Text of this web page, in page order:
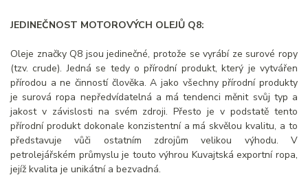
JEDINEČNOST MOTOROVÝCH OLEJŮ Q8:
Oleje značky Q8 jsou jedinečné, protože se vyrábí ze surové ropy
(tzv. crude). Jedná se tedy o přírodní produkt, který je vytvářen
přírodou a ne činností člověka. A jako všechny přírodní produkty
je surová ropa nepředvídatelná a má tendenci měnit svůj typ a
jakost v závislosti na svém zdroji. Přesto je v podstatě tento
přírodní produkt dokonale konzistentní a má skvělou kvalitu, a to
představuje vůči ostatním zdrojům velikou výhodu. V
petrolejářském průmyslu je touto výhrou Kuvajtská exportní ropa,
jejíž kvalita je unikátní a bezvadná.